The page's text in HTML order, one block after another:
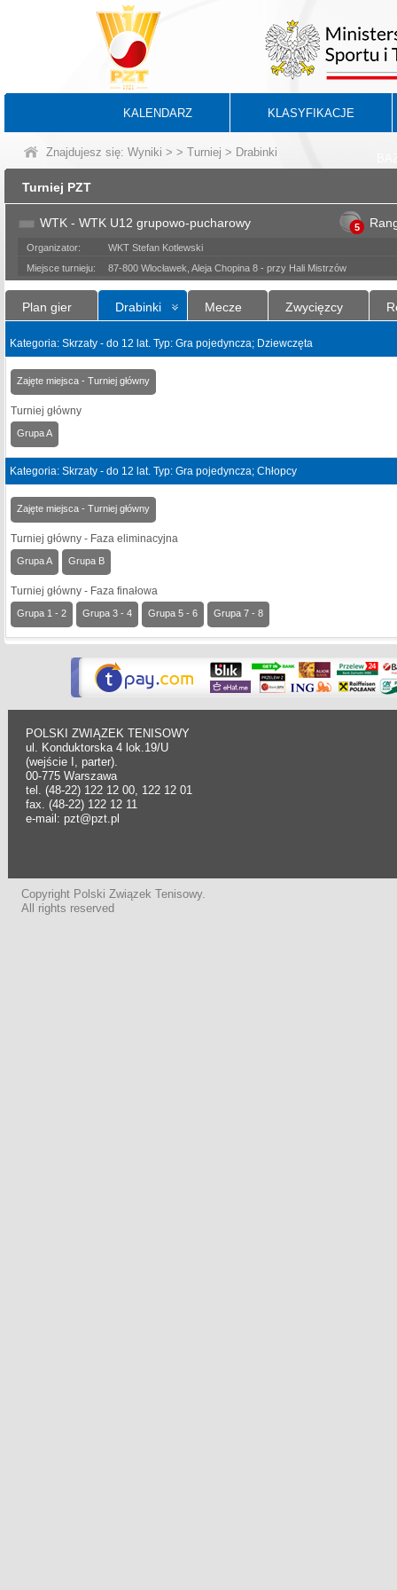
KALENDARZ KLASYFIKACJE
Znajdujesz się: Wyniki > > Turniej > Drabinki
Turniej PZT
WTK - WTK U12 grupowo-pucharowy 5
Organizator:
WKT Stefan Kotlewski
Miejsce turnieju:
87-800 Wlocławek, Aleja Chopina 8 - przy Hali Mistrzów
Plan gier Drabinki Mecze Zwycięzcy
Kategoria: Skrzaty - do 12 lat. Typ: Gra pojedyncza; Dziewczęta
Zajęte miejsca - Turniej główny
Turniej główny
Grupa A
Kategoria: Skrzaty - do 12 lat. Typ: Gra pojedyncza; Chłopcy
Zajęte miejsca - Turniej główny
Turniej główny - Faza eliminacyjna
Grupa A Grupa B
Turniej główny - Faza finałowa
Grupa 1 - 2 Grupa 3 - 4 Grupa 5 - 6 Grupa 7 - 8
POLSKI ZWIĄZEK TENISOWY
ul. Konduktorska 4 lok.19/U
(wejście I, parter).
00-775 Warszawa
tel. (48-22) 122 12 00, 122 12 01
fax. (48-22) 122 12 11
e-mail: pzt@pzt.pl
Copyright Polski Związek Tenisowy.
All rights reserved